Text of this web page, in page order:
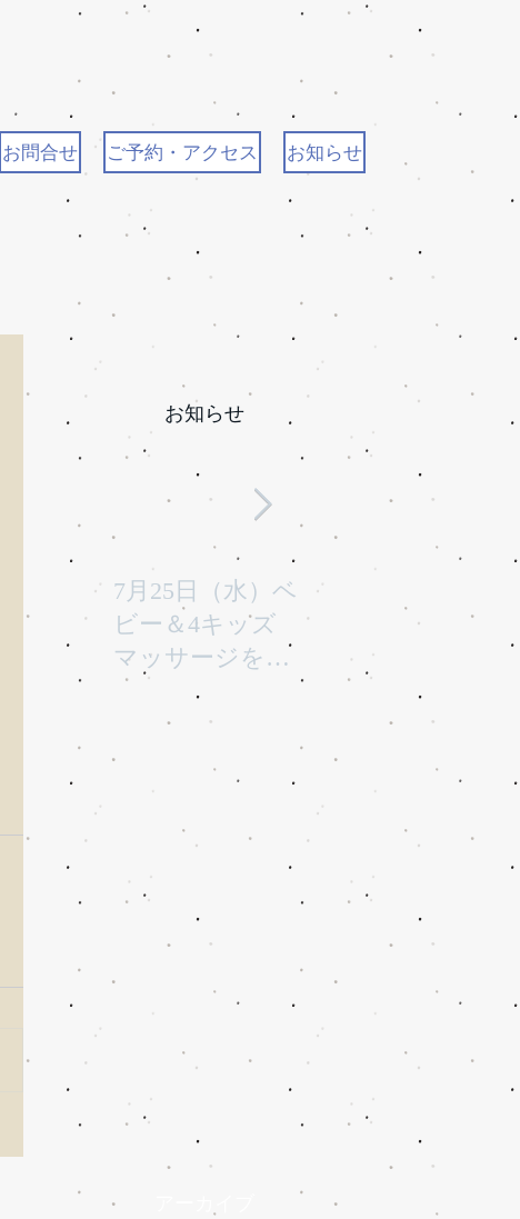
お問合せ ご予約・アクセス お知らせ
お知らせ
7月25日（水）ベ
ビー＆4キッズ
マッサージを行
います。
平成29年7月30日
(日曜)に性教育
「大切なからだ
とこころ」と言
うテーマで行い
ます。